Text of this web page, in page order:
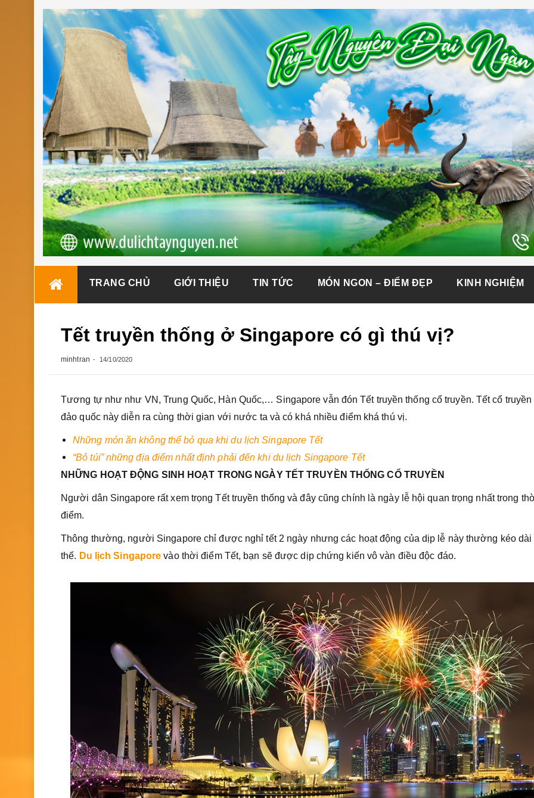
TRANG CHỦ GIỚI THIỆU TIN TỨC MÓN NGON – ĐIỂM ĐẸP KINH NGHIỆM
Tết truyền thống ở Singapore có gì thú vị?
minhtran 14/10/2020
Tương tự như như VN, Trung Quốc, Hàn Quốc,… Singapore vẫn đón Tết truyền thống cổ truyền. Tết cổ
đảo quốc này diễn ra cùng thời gian với nước ta và có khá nhiều điểm khá thú vị.
Những món ăn không thể bỏ qua khi du lịch Singapore Tết
“Bỏ túi” những địa điểm nhất định phải đến khi du lịch Singapore Tết
NHỮNG HOẠT ĐỘNG SINH HOẠT TRONG NGÀY TẾT TRUYỀN THỐNG CỔ TRUYỀN
Người dân Singapore rất xem trọng Tết truyền thống và đây cũng chính là ngày lễ hội quan trọng nhất trong
điểm.
Thông thường, người Singapore chỉ được nghỉ tết 2 ngày nhưng các hoạt động của dịp lễ này thường kéo
thế. Du lịch Singapore vào thời điểm Tết, bạn sẽ được dịp chứng kiến vô vàn điều độc đáo.